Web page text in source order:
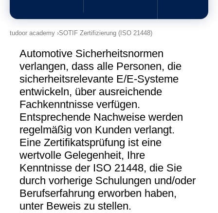
Automotive Sicherheitsnormen
verlangen, dass alle Personen, die
sicherheitsrelevante E/E-Systeme
entwickeln, über ausreichende
Fachkenntnisse verfügen.
Entsprechende Nachweise werden
regelmäßig von Kunden verlangt.
Eine Zertifikatsprüfung ist eine
wertvolle Gelegenheit, Ihre
Kenntnisse der ISO 21448, die Sie
durch vorherige Schulungen und/oder
Berufserfahrung erworben haben,
unter Beweis zu stellen.
tudoor academy SOTIF Zertifizierung (ISO 21448)